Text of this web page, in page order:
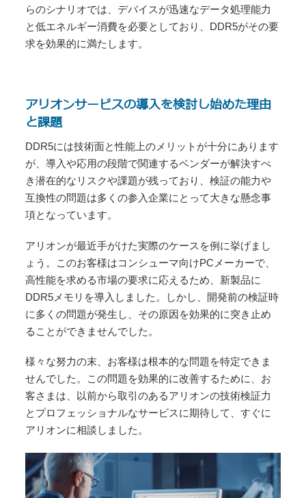
らのシナリオでは、デバイスが迅速なデータ処理能力
と低エネルギー消費を必要としており、DDR5がその要
求を効果的に満たします。
アリオンサービスの導入を検討し始めた理由
と課題
DDR5には技術面と性能上のメリットが十分にあります
が、導入や応用の段階で関連するベンダーが解決すべ
き潜在的なリスクや課題が残っており、検証の能力や
互換性の問題は多くの参入企業にとって大きな懸念事
項となっています。
アリオンが最近手がけた実際のケースを例に挙げまし
ょう。このお客様はコンシューマ向けPCメーカーで、
高性能を求める市場の要求に応えるため、新製品に
DDR5メモリを導入しました。しかし、開発前の検証時
に多くの問題が発生し、その原因を効果的に突き止め
ることができませんでした。
様々な努力の末、お客様は根本的な問題を特定できま
せんでした。この問題を効果的に改善するために、お
客さまは、以前から取引のあるアリオンの技術検証力
とプロフェッショナルなサービスに期待して、すぐに
アリオンに相談しました。